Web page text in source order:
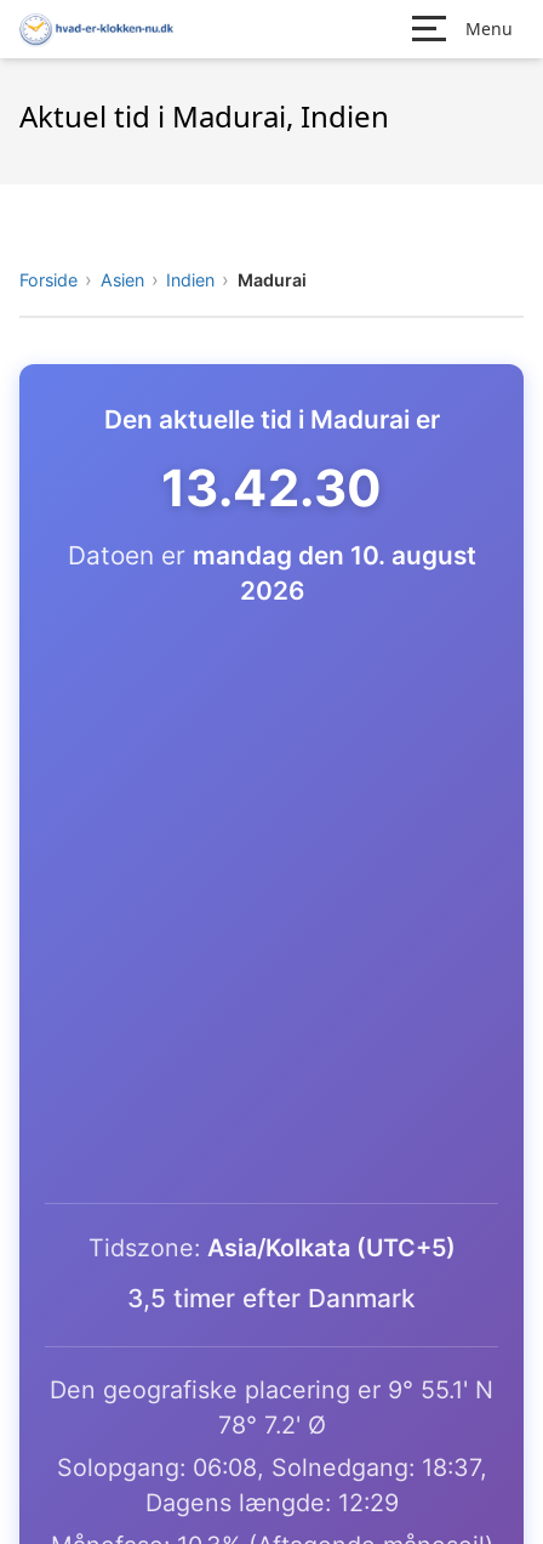
Menu
Aktuel tid i Madurai, Indien
Forside Asien Indien Madurai
Den aktuelle tid i Madurai er
13.42.31
Datoen er mandag den 10. august
2026
Tidszone: Asia/Kolkata (UTC+5)
3,5 timer efter Danmark
Den geografiske placering er 9° 55.1' N
78° 7.2' Ø
Solopgang: 06:08, Solnedgang: 18:37,
Dagens længde: 12:29